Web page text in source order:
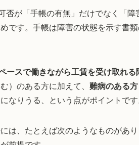
否が「手帳の有無」だけでなく「
です。手帳は障害の状態を示す書
ースで働きながら工賃を受け取れ
）のある方に加えて、 難病のある方
なりうる、という点がポイントで
は、たとえば次のようなものがあ